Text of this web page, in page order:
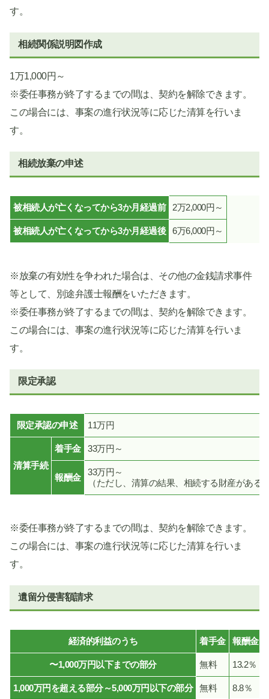
す。
相続関係説明図作成
1万1,000円～
※委任事務が終了するまでの間は、契約を解除できます。
この場合には、事案の進行状況等に応じた清算を行いま
す。
相続放棄の申述
被相続人が亡くなってから3か月経過前 2万2,000円～
被相続人が亡くなってから3か月経過後 6万6,000円～
※放棄の有効性を争われた場合は、その他の金銭請求事件
等として、別途弁護士報酬をいただきます。
※委任事務が終了するまでの間は、契約を解除できます。
この場合には、事案の進行状況等に応じた清算を行いま
す。
限定承認
限定承認の申述 11万円
清算手続
着手金 33万円～
報酬金
33万円～
（ただし、清算の結果、相続する財産があ
※委任事務が終了するまでの間は、契約を解除できます。
この場合には、事案の進行状況等に応じた清算を行いま
す。
遺留分侵害額請求
経済的利益のうち 着手金 報酬金
〜1,000万円以下までの部分 無料 13.2％
1,000万円を超える部分～5,000万円以下の部分 無料 8.8％